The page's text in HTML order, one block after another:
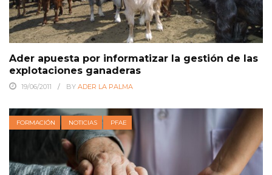
Ader apuesta por informatizar la gestión de las
explotaciones ganaderas
19/06/2011 BY ADER LA PALMA
FORMACIÓN NOTICIAS PFAE